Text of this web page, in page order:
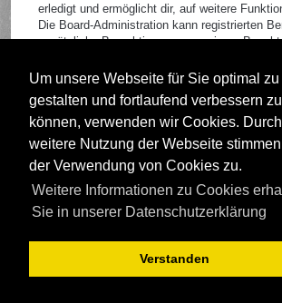
Um unsere Webseite für Sie optimal zu
gestalten und fortlaufend verbessern zu
können, verwenden wir Cookies.
weitere Nutzung der Webseite
der Verwendung von Cookies zu.
Weitere Informationen zu Cookies
Sie in unserer Datenschutzerklärung
Verstanden
erledigt und ermöglicht dir, auf weitere
Die Board-Administration kann registrierten
zusätzliche Berechtigungen zuweisen.
Nutzungsbedingungen und die verwandten
du dich registrierst. Bitte beachte auch die
Forenregeln, wenn du dich in diesem Board
Nutzungsbedingungen|
Registrieren
Foren-Übersicht
Deutsche Übersetzung durch